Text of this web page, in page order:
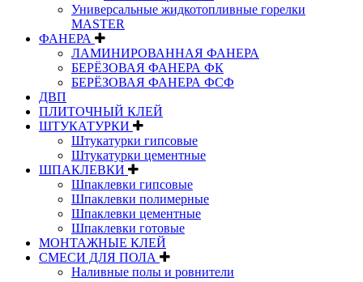
Универсальные жидкотопливные горелки
MASTER
ФАНЕРА
ЛАМИНИРОВАННАЯ ФАНЕРА
БЕРЁЗОВАЯ ФАНЕРА ФК
БЕРЁЗОВАЯ ФАНЕРА ФСФ
ДВП
ПЛИТОЧНЫЙ КЛЕЙ
ШТУКАТУРКИ
Штукатурки гипсовые
Штукатурки цементные
ШПАКЛЕВКИ
Шпаклевки гипсовые
Шпаклевки полимерные
Шпаклевки цементные
Шпаклевки готовые
МОНТАЖНЫЕ КЛЕЙ
СМЕСИ ДЛЯ ПОЛА
Наливные полы и ровнители